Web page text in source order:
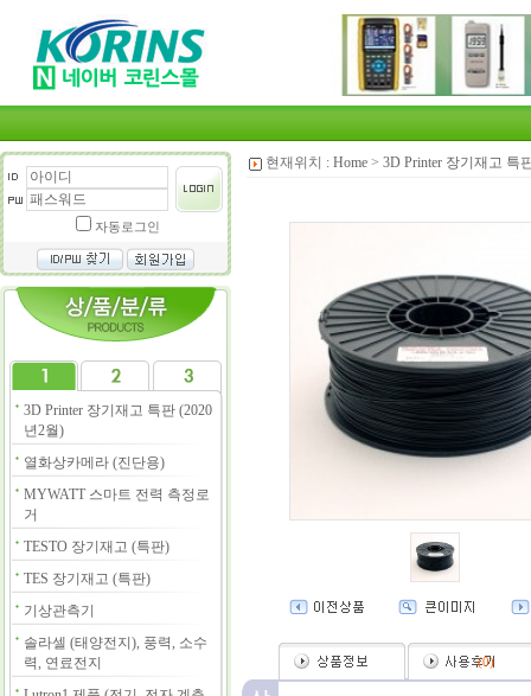
자동로그인
3D Printer 장기재고 특판 (2020
년2월)
열화상카메라 (진단용)
MYWATT 스마트 전력 측정로
거
TESTO 장기재고 (특판)
TES 장기재고 (특판)
기상관측기
솔라셀 (태양전지), 풍력, 소수
력, 연료전지
현재위치 : Home > 3D Printer 장기재고 특
(0)